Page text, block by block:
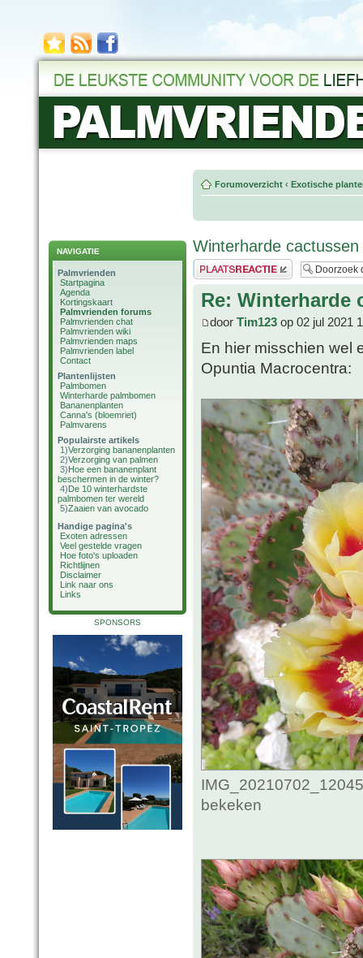
NAVIGATIE
Palmvrienden
Startpagina
Agenda
Kortingskaart
Palmvrienden forums
Palmvrienden chat
Palmvrienden wiki
Palmvrienden maps
Palmvrienden label
Contact
Plantenlijsten
Palmbomen
Winterharde palmbomen
Bananenplanten
Canna's (bloemriet)
Palmvarens
Populairste artikels
1)Verzorging bananenplanten
2)Verzorging van palmen
3)Hoe een bananenplant
beschermen in de winter?
4)De 10 winterhardste
palmbomen ter wereld
5)Zaaien van avocado
Handige pagina's
Exoten adressen
Veel gestelde vragen
Hoe foto's uploaden
Richtlijnen
Disclaimer
Link naar ons
Links
SPONSORS
Forumoverzicht ‹ Exotische
Winterharde cactussen
Plaats een reactie
Re: Winterharde
door Tim123 op 02 jul 2021
En hier misschien wel
Opuntia Macrocentra:
bekeken